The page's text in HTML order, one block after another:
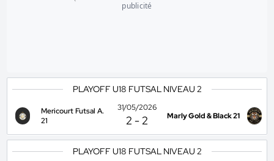
publicité
PLAYOFF U18 FUTSAL NIVEAU 2
Mericourt Futsal A.
21
31/05/2026
2 -2 Marly Gold & Black 21
PLAYOFF U18 FUTSAL NIVEAU 2